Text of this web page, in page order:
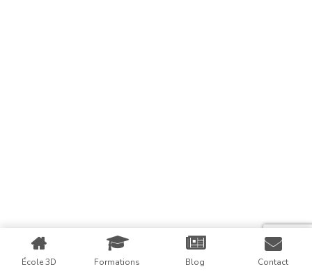
École 3D Formations Blog Contact